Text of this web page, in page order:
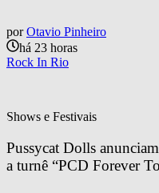
por Otavio Pinheiro
há 23 horas
Rock In Rio
Shows e Festivais
Pussycat Dolls
a turnê “PCD Forever